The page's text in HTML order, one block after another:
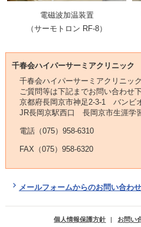
電磁波加温装置
（サーモトロン RF-8）
千春会ハイパーサーミアクリニック
千春会ハイパーサーミアクリニッ
ご質問等は下記までお問い合わせ下
京都府長岡京市神足2-3-1 バンビ
JR長岡京駅西口 長岡京市生涯学
電話（075）958-6310
FAX（075）958-6320
メールフォームからのお問い合わせ
個人情報保護方針 | お問い